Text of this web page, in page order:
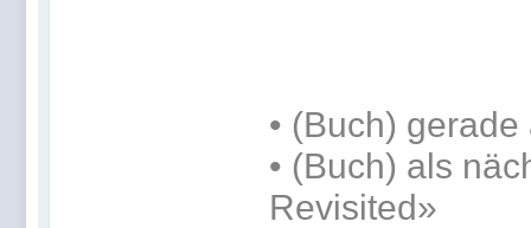
• (Buch) gerade
• (Buch) als
Revisited»